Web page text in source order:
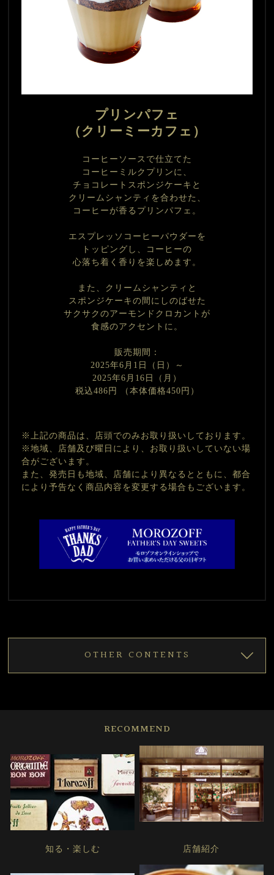
プリンパフェ
（クリーミーカフェ）
コーヒーソースで仕立てた
コーヒーミルクプリンに、
チョコレートスポンジケーキと
クリームシャンティを合わせた、
コーヒーが香るプリンパフェ。
エスプレッソコーヒーパウダーを
トッピングし、コーヒーの
心落ち着く香りを楽しめます。
また、クリームシャンティと
スポンジケーキの間にしのばせた
サクサクのアーモンドクロカントが
食感のアクセントに。
販売期間：
2025年6月1日（日）～
2025年6月16日（月）
税込486円 （本体価格450円）
※上記の商品は、店頭でのみお取り扱いしております。
※地域、店舗及び曜日により、お取り扱いしていない場
合がございます。
また、発売日も地域、店舗により異なるとともに、都合
により予告なく商品内容を変更する場合もございます。
OTHER CONTENTS
RECOMMEND
知る・楽しむ 店舗紹介